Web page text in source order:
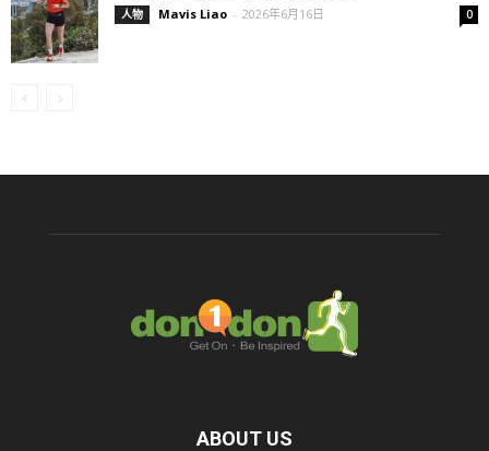
人物 Mavis Liao - 2026年6月16日 0
ABOUT US